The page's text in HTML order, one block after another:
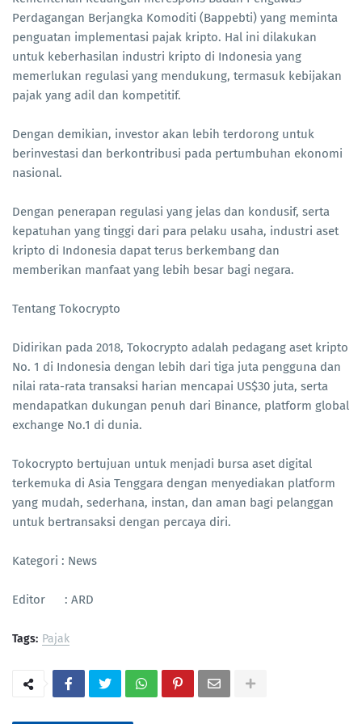
Perdagangan Berjangka Komoditi (Bappebti) yang meminta
penguatan implementasi pajak kripto. Hal ini dilakukan
untuk keberhasilan industri kripto di Indonesia yang
memerlukan regulasi yang mendukung, termasuk kebijakan
pajak yang adil dan kompetitif.
Dengan demikian, investor akan lebih terdorong untuk
berinvestasi dan berkontribusi pada pertumbuhan ekonomi
nasional.
Dengan penerapan regulasi yang jelas dan kondusif, serta
kepatuhan yang tinggi dari para pelaku usaha, industri aset
kripto di Indonesia dapat terus berkembang dan
memberikan manfaat yang lebih besar bagi negara.
Tentang Tokocrypto
Didirikan pada 2018, Tokocrypto adalah pedagang aset kripto
No. 1 di Indonesia dengan lebih dari tiga juta pengguna dan
nilai rata-rata transaksi harian mencapai US$30 juta, serta
mendapatkan dukungan penuh dari Binance, platform global
exchange No.1 di dunia.
Tokocrypto bertujuan untuk menjadi bursa aset digital
terkemuka di Asia Tenggara dengan menyediakan platform
yang mudah, sederhana, instan, dan aman bagi pelanggan
untuk bertransaksi dengan percaya diri.
Kategori : News
Editor : ARD
Tags: Pajak